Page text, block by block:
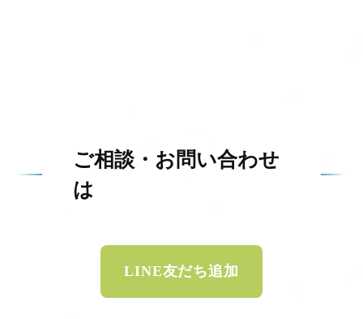
ご相談・お問い合わせ
は
LINE友だち追加